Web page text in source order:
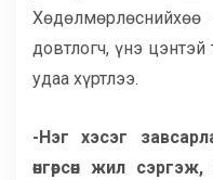
довтлогч, үнэ
удаа хүртлээ.
-Нэг хэсэг
өнгөрсөн жил